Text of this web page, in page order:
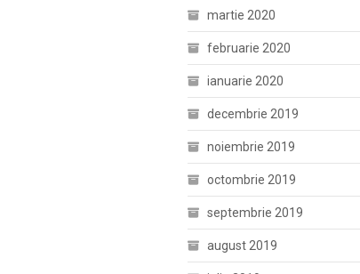
martie 2020
februarie 2020
ianuarie 2020
decembrie 2019
noiembrie 2019
octombrie 2019
septembrie 2019
august 2019